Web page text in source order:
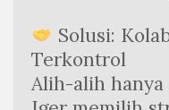
Solusi:
Terkontrol
Alih-alih